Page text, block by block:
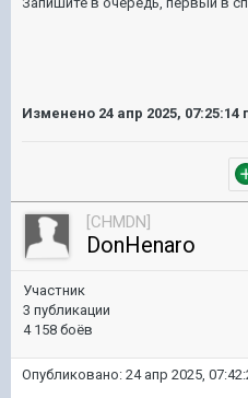
Изменено 24 апр 2025, 07:25:14
[CHMDN]
DonHenaro
Участник
3 публикации
4 158 боёв
Опубликовано: 24 апр 2025,